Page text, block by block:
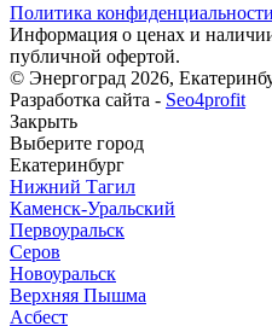
Политика конфиденциальности
Информация о ценах и
публичной офертой.
© Энергоград 2026,
Разработка сайта - Seo4profit
Закрыть
Выберите город
Екатеринбург
Нижний Тагил
Каменск-Уральский
Первоуральск
Серов
Новоуральск
Верхняя Пышма
Асбест